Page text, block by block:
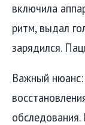
включила
ритм, выдал
зарядился.
Важный нюанс: